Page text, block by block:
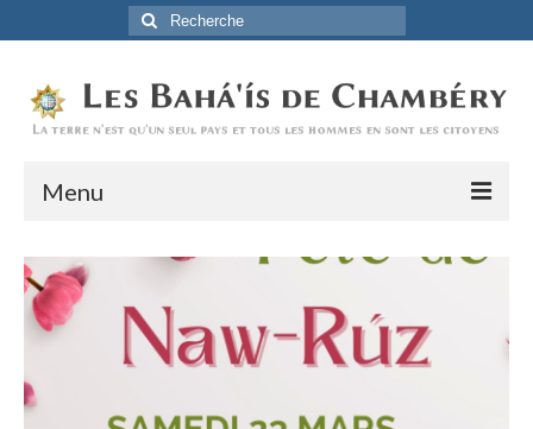
Rechercher
:
Menu
Accueil
La Foi Baha’ie
L’Histoire